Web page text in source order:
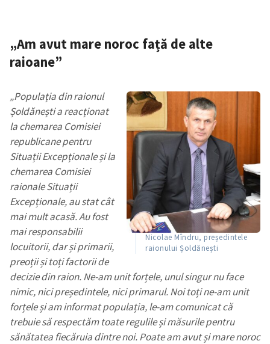
„Am avut mare noroc față de alte
raioane”
Nicolae Mîndru, președintele
raionului Șoldănești
„Populația din raionul
Șoldănești a reacționat
la chemarea Comisiei
republicane pentru
Situații Excepționale și la
chemarea Comisiei
raionale Situații
Excepționale, au stat cât
mai mult acasă. Au fost
mai responsabilii
locuitorii, dar și primarii,
preoții și toți factorii de
decizie din raion. Ne-am unit forțele, unul singur nu face
nimic, nici președintele, nici primarul. Noi toți ne-am unit
forțele și am informat populația, le-am comunicat că
trebuie să respectăm toate regulile și măsurile pentru
sănătatea fiecăruia dintre noi. Poate am avut și mare noroc